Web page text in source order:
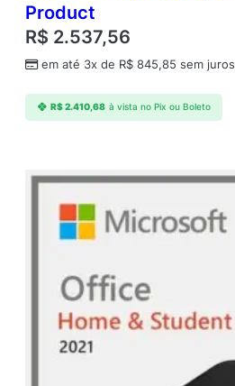
Product
R$ 2.537,56
em até 3x de R$ 845,85 sem juros
R$2.410,68 à vista no Pix ou Boleto